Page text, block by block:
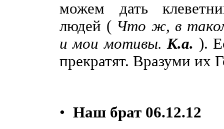
можем дать
людей ( Что ж, в
и мои мотивы.К.а. ).
прекратят. Вразуми их
• Наш брат 06.12.12